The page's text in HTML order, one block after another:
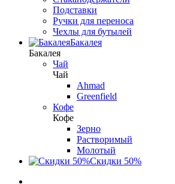
Подставки
Ручки для переноса
Чехлы для бутылей
Бакалея
Бакалея
Чай
Чай
Ahmad
Greenfield
Кофе
Кофе
Зерно
Растворимый
Молотый
Скидки 50%